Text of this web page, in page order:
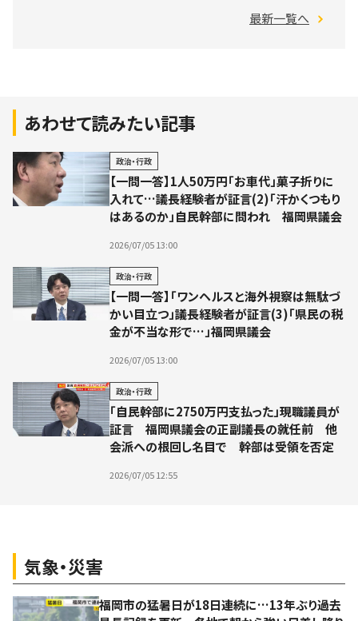
最新一覧へ
あわせて読みたい記事
政治・行政
【一問一答】1人50万円「お車代」菓子折りに
入れて…議長経験者が証言(2)「汗かくつもり
はあるのか」自民幹部に問われ 福岡県議会
2026/07/05 13:00
政治・行政
【一問一答】「ワンヘルスと海外視察は無駄づ
かい目立つ」議長経験者が証言(3)「県民の税
金が不当な形で…」福岡県議会
2026/07/05 13:00
政治・行政
「自民幹部に2750万円支払った」現職議員が
証言 福岡県議会の正副議長の就任前 他
会派への根回し名目で 幹部は受領を否定
2026/07/05 12:55
気象・災害
福岡市の猛暑日が18日連続に…13年ぶり過去